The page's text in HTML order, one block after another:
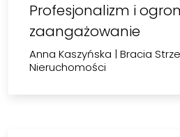
Profesjonalizm i
zaangażowanie
Anna Kaszyńska | Bracia
Nieruchomości